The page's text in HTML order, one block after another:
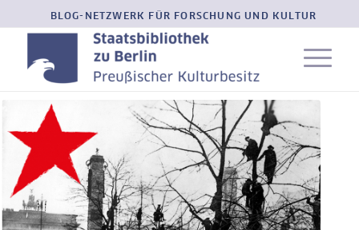
BLOG-NETZWERK FÜR FORSCHUNG UND KULTUR